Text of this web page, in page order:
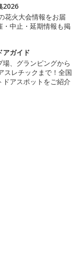
2026
花火大会情報をお届
・中止・延期情報も掲
アガイド
場、グランピングから
スレチックまで！全国
ドアスポットをご紹介